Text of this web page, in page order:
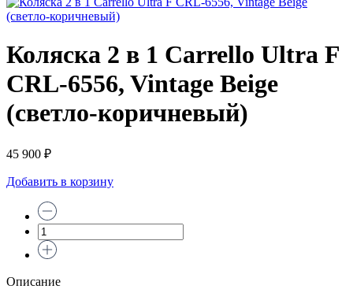
Коляска 2 в 1 Carrello Ultra F
CRL-6556, Vintage Beige
(светло-коричневый)
45 900 ₽
Добавить в корзину
Описание